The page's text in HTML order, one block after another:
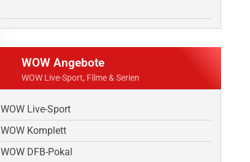
WOW Angebote
WOW Live-Sport, Filme & Serien
WOW Live-Sport
WOW Komplett
WOW DFB-Pokal